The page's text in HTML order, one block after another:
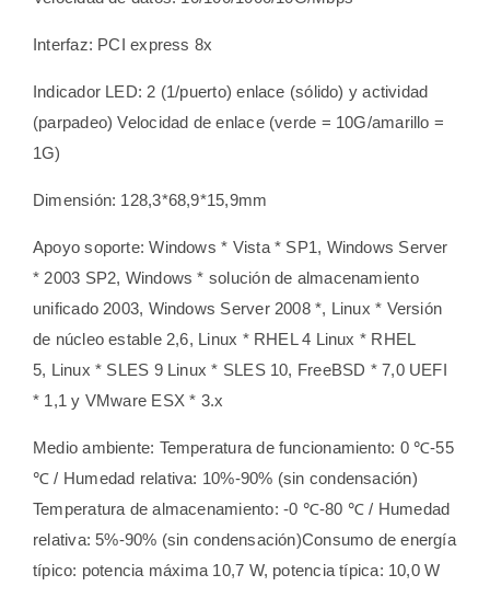
Interfaz: PCI express 8x
Indicador LED: 2 (1/puerto) enlace (sólido) y actividad
(parpadeo)Velocidad de enlace (verde = 10G/amarillo =
1G)
Dimensión: 128,3*68,9*15,9mm
Apoyo soporte:Windows * Vista * SP1, Windows Server
* 2003 SP2, Windows * solución de almacenamiento
unificado 2003, Windows Server 2008 *, Linux * Versión
de núcleo estable 2,6, Linux * RHEL 4 Linux * RHEL
5, Linux * SLES 9 Linux * SLES 10, FreeBSD * 7,0 UEFI
* 1,1 y VMware ESX * 3.x
Medio ambiente: Temperatura de funcionamiento: 0 ℃-55
℃ / Humedad relativa: 10%-90% (sin condensación)
Temperatura de almacenamiento: -0 ℃-80 ℃ / Humedad
relativa: 5%-90% (sin condensación)Consumo de energía
típico: potencia máxima 10,7 W, potencia típica: 10,0 W